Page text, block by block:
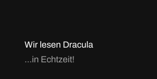
Wir lesen Dracula
...in Echtzeit!